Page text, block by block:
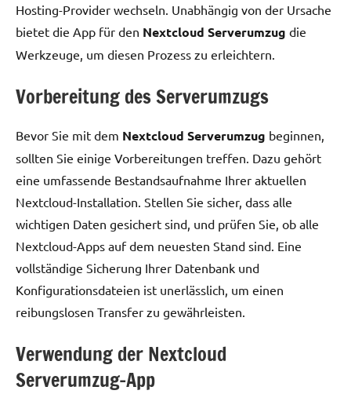
Hosting-Provider wechseln. Unabhängig von der Ursache
bietet die App für den Nextcloud Serverumzug die
Werkzeuge, um diesen Prozess zu erleichtern.
Vorbereitung des Serverumzugs
Bevor Sie mit dem Nextcloud Serverumzug beginnen,
sollten Sie einige Vorbereitungen treffen. Dazu gehört
eine umfassende Bestandsaufnahme Ihrer aktuellen
Nextcloud-Installation. Stellen Sie sicher, dass alle
wichtigen Daten gesichert sind, und prüfen Sie, ob alle
Nextcloud-Apps auf dem neuesten Stand sind. Eine
vollständige Sicherung Ihrer Datenbank und
Konfigurationsdateien ist unerlässlich, um einen
reibungslosen Transfer zu gewährleisten.
Verwendung der Nextcloud
Serverumzug-App